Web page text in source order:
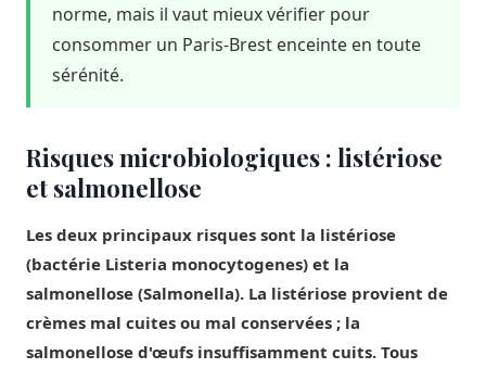
norme, mais il vaut mieux vérifier pour
consommer un Paris-Brest enceinte en toute
sérénité.
Risques microbiologiques : listériose
et salmonellose
Les deux principaux risques sont la listériose
(bactérie Listeria monocytogenes) et la
salmonellose (Salmonella). La listériose provient de
crèmes mal cuites ou mal conservées ; la
salmonellose d'œufs insuffisamment cuits. Tous